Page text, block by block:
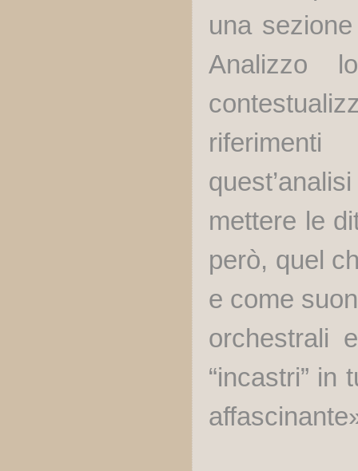
una
Analizzo
riferimenti
mettere le
però, quel
e come
orchestrali
“incastri” in